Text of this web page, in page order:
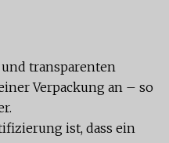
transparenten
Verpackung an – so
ist, dass ein